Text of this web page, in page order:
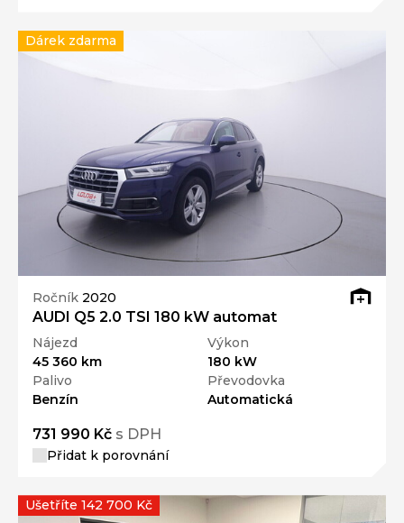
Ročník 2020
AUDI Q5 2.0 TSI 180 kW automat
Nájezd
45 360 km
Výkon
180 kW
Palivo
Benzín
Převodovka
Automatická
731 990 Kč s DPH
Přidat k porovnání
Dárek zdarma
Ušetříte 142 700 Kč